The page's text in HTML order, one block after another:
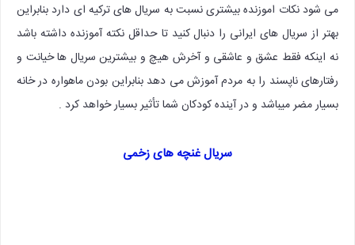
می شود نکات اموزنده بیشتری نسبت به سریال های ترکیه ای دارد بنابراین
بهتر از سریال های ایرانی را دنبال کنید تا حداقل نکته آموزنده داشته باشد
نه اینکه فقط عشق و عاشقی و آخرش هیچ و بیشترین سریال ها خیانت و
رفتارهای ناپسند را به مردم آموزش می دهد بنابراین بودن ماهواره در خانه
بسیار مضر میباشد و در آینده کودکان شما تأثیر بسیار خواهد کرد .
سریال غنچه های زخمی